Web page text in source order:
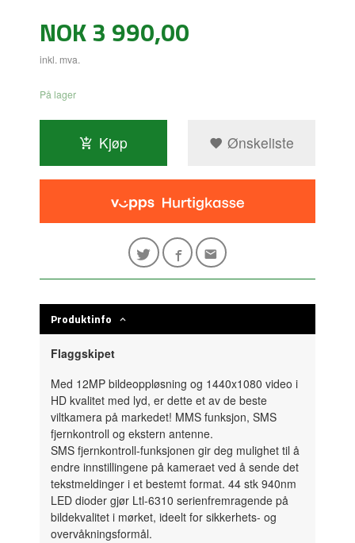
Pris
NOK3 990,00
inkl. mva.
På lager
Kjøp Ønskeliste
Produktinfo
Flaggskipet
Med 12MP bildeoppløsning og 1440x1080 video i
HD kvalitet med lyd, er dette et av de beste
viltkamera på markedet! MMS funksjon, SMS
fjernkontroll og ekstern antenne.
SMS fjernkontroll-funksjonen gir deg mulighet til å
endre innstillingene på kameraet ved å sende det
tekstmeldinger i et bestemt format. 44 stk 940nm
LED dioder gjør Ltl-6310 serienfremragende på
bildekvalitet i mørket, ideelt for sikkerhets- og
overvåkningsformål.